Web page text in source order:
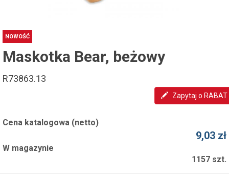
NOWOŚĆ
Maskotka Bear, beżowy
R73863.13
Zapytaj o RABAT
Cena katalogowa (netto)
9,03 zł
W magazynie
1157 szt.